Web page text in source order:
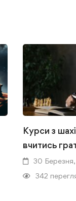
Курси з
вчитись
30
342